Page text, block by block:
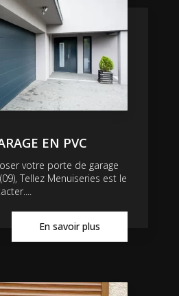
EN PVC
votre porte de garage
Tellez Menuiseries est le
En savoir plus